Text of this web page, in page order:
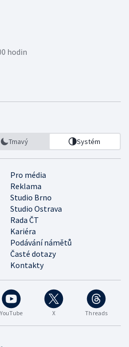
hodin
Tmavý Systém
Pro média
Reklama
Studio Brno
Studio Ostrava
Rada ČT
Kariéra
Podávání námětů
Časté dotazy
Kontakty
YouTube X Threads